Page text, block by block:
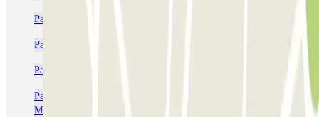
Parkeren bij de UGC Ciné Cité Bercy in Parijs
Parkeren dichtbij Zoo de Vincennes in Parijs
Parkeren in de buurt van de MK2-bioscoop Bibliothèque de Paris
Parkeergarages in de buurt van de BnF - bibliotheek François-
Mitterrand